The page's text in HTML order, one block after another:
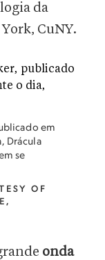
da
CuNY.
em
Drácula
se
OF
onda